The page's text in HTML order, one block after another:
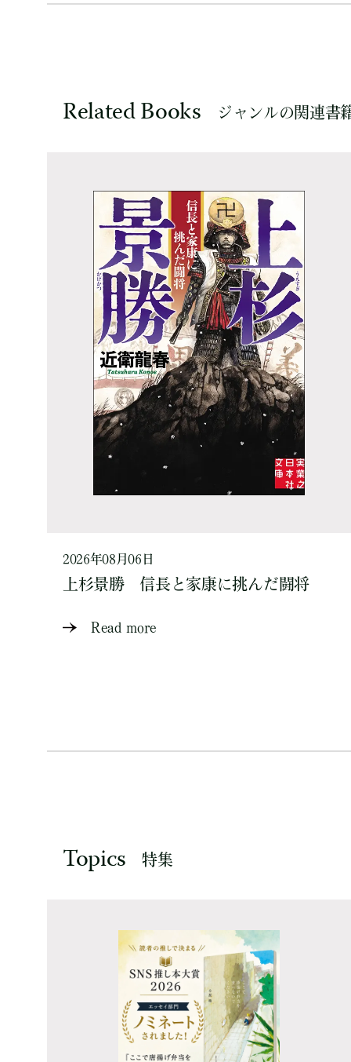
Related Books ジャンルの関連書
2026年08月06日
上杉景勝 信長と家康に挑んだ闘将
Read more
Topics 特集